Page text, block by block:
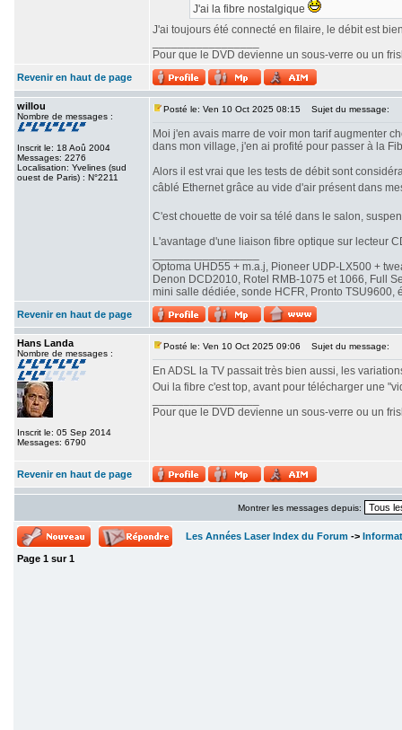
J'ai la fibre nostalgique
J'ai toujours été connecté en filaire, le débit est
Pour que le DVD devienne un sous-verre ou un
Revenir en haut de page
willou
Nombre de messages :
Inscrit le: 18 Aoû 2004
Messages: 2276
Localisation: Yvelines (sud
ouest de Paris) : N°2211
Posté le: Ven 10 Oct 2025 08:15 Sujet du message:
Moi j'en avais marre de voir mon tarif augmenter
dans mon village, j'en ai profité pour passer à la
Alors il est vrai que les tests de débit sont
câblé Ethernet grâce au vide d'air présent dans
C'est chouette de voir sa télé dans le salon,
L'avantage d'une liaison fibre optique sur lecteur
Optoma UHD55 + m.a.j, Pioneer UDP-LX500 +
Denon DCD2010, Rotel RMB-1075 et 1066, Full
mini salle dédiée, sonde HCFR, Pronto TSU9600,
Revenir en haut de page
Hans Landa
Nombre de messages :
Inscrit le: 05 Sep 2014
Messages: 6790
Posté le: Ven 10 Oct 2025 09:06 Sujet du message:
En ADSL la TV passait très bien aussi, les
Oui la fibre c'est top, avant pour télécharger une
Pour que le DVD devienne un sous-verre ou un
Revenir en haut de page
Montrer les messages depuis:
Les Années Laser Index du Forum ->
Page 1 sur1